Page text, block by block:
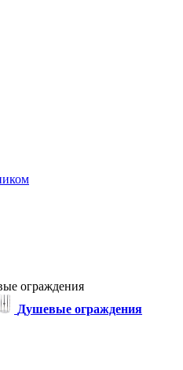
ограждения
Душевые ограждения